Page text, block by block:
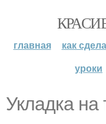
главная как
уроки
Укладка на